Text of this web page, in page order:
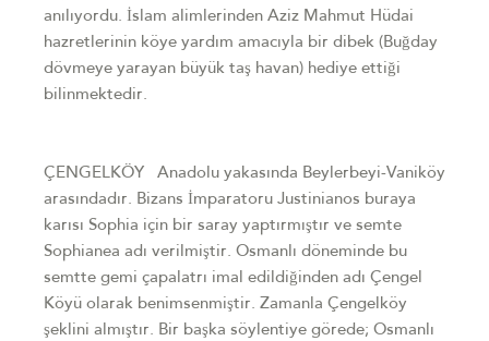
anılıyordu. İslam alimlerinden Aziz Mahmut Hüdai
hazretlerinin köye yardım amacıyla bir dibek (Buğday
dövmeye yarayan büyük taş havan) hediye ettiği
bilinmektedir.
ÇENGELKÖY Anadolu yakasında Beylerbeyi-Vaniköy
arasındadır. Bizans İmparatoru Justinianos buraya
karısı Sophia için bir saray yaptırmıştır ve semte
Sophianea adı verilmiştir. Osmanlı döneminde bu
semtte gemi çapalatrı imal edildiğinden adı Çengel
Köyü olarak benimsenmiştir. Zamanla Çengelköy
şeklini almıştır. Bir başka söylentiye görede; Osmanlı